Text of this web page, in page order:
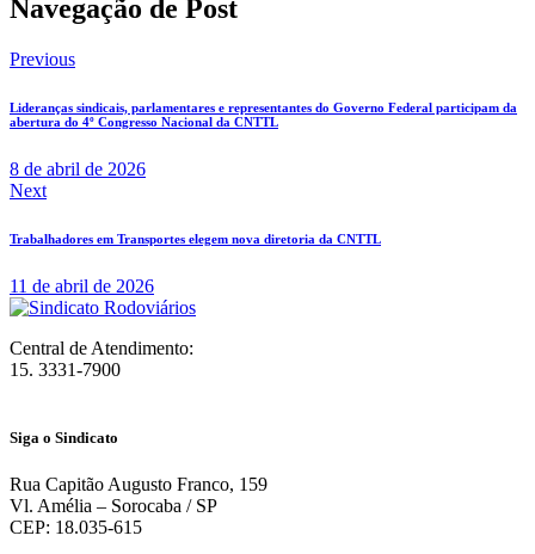
Navegação de Post
Previous
Lideranças sindicais, parlamentares e representantes do Governo Federal participam da
abertura do 4º Congresso Nacional da CNTTL
8 de abril de 2026
Next
Trabalhadores em Transportes elegem nova diretoria da CNTTL
11 de abril de 2026
Central de Atendimento:
15. 3331-7900
Siga o Sindicato
Rua Capitão Augusto Franco, 159
Vl. Amélia – Sorocaba / SP
CEP: 18.035-615